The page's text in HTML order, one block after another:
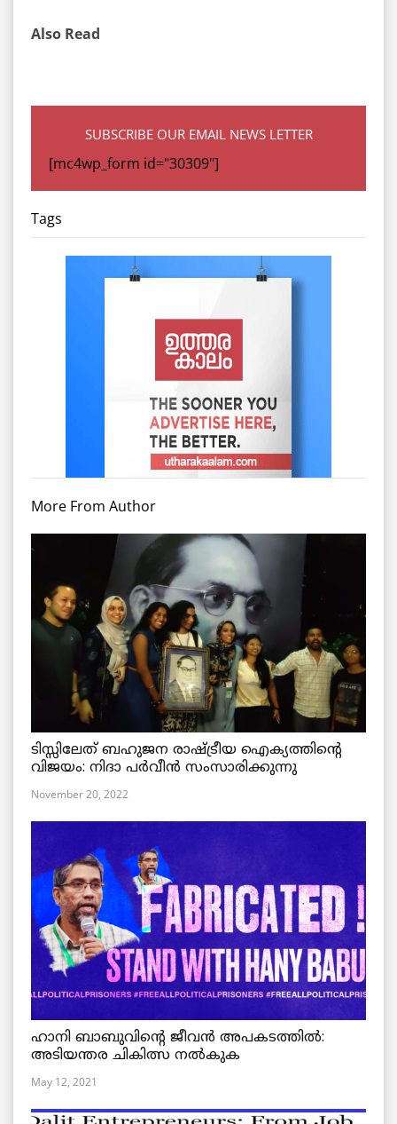
Also Read
SUBSCRIBE OUR EMAIL NEWS LETTER
[mc4wp_form id="30309"]
Tags
More From Author
ടിസ്സിലേത് ബഹുജന രാഷ്ട്രീയ ഐക്യത്തിന്റെ
വിജയം: നിദാ പർവീൻ സംസാരിക്കുന്നു
November 20, 2022
ഹാനി ബാബുവിന്റെ ജീവൻ അപകടത്തിൽ:
അടിയന്തര ചികിത്സ നൽകുക
May 12, 2021